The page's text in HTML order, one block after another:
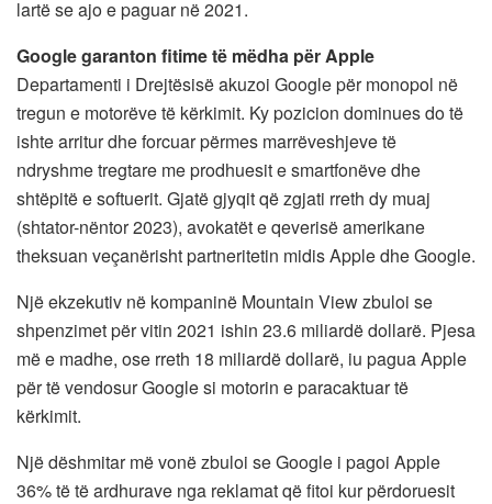
lartë se ajo e paguar në 2021.
Google garanton fitime të mëdha për Apple
Departamenti i Drejtësisë akuzoi Google për monopol në
tregun e motorëve të kërkimit. Ky pozicion dominues do të
ishte arritur dhe forcuar përmes marrëveshjeve të
ndryshme tregtare me prodhuesit e smartfonëve dhe
shtëpitë e softuerit. Gjatë gjyqit që zgjati rreth dy muaj
(shtator-nëntor 2023), avokatët e qeverisë amerikane
theksuan veçanërisht partneritetin midis Apple dhe Google.
Një ekzekutiv në kompaninë Mountain View zbuloi se
shpenzimet për vitin 2021 ishin 23.6 miliardë dollarë. Pjesa
më e madhe, ose rreth 18 miliardë dollarë, iu pagua Apple
për të vendosur Google si motorin e paracaktuar të
kërkimit.
Një dëshmitar më vonë zbuloi se Google i pagoi Apple
36% të të ardhurave nga reklamat që fitoi kur përdoruesit